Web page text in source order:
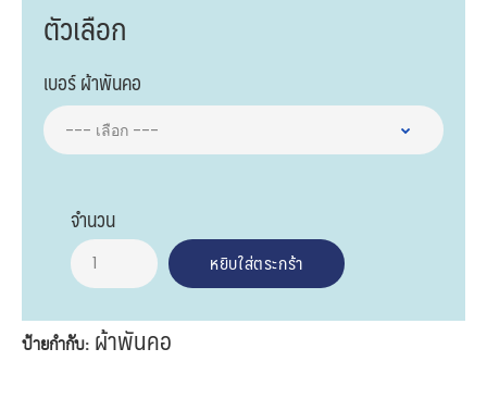
ตัวเลือก
เบอร์ ผ้าพันคอ
จำนวน
ป้ายกำกับ: ผ้าพันคอ